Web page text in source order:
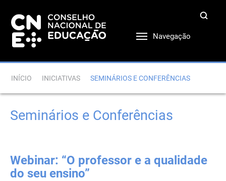
Navegação
INÍCIO INICIATIVAS SEMINÁRIOS E CONFERÊNCIAS
Seminários e Conferências
Webinar: “O professor e a qualidade
do seu ensino”